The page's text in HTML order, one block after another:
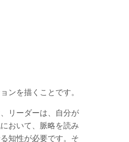
ンを描くことです。
リーダーは、自分が
おいて、脈略を読み
知性が必要です。そ